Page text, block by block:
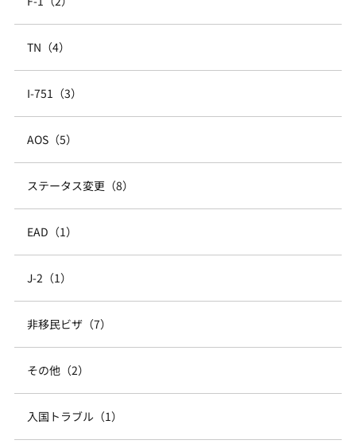
TN（4）
I-751（3）
AOS（5）
ステータス変更（8）
EAD（1）
J-2（1）
非移民ビザ（7）
その他（2）
入国トラブル（1）